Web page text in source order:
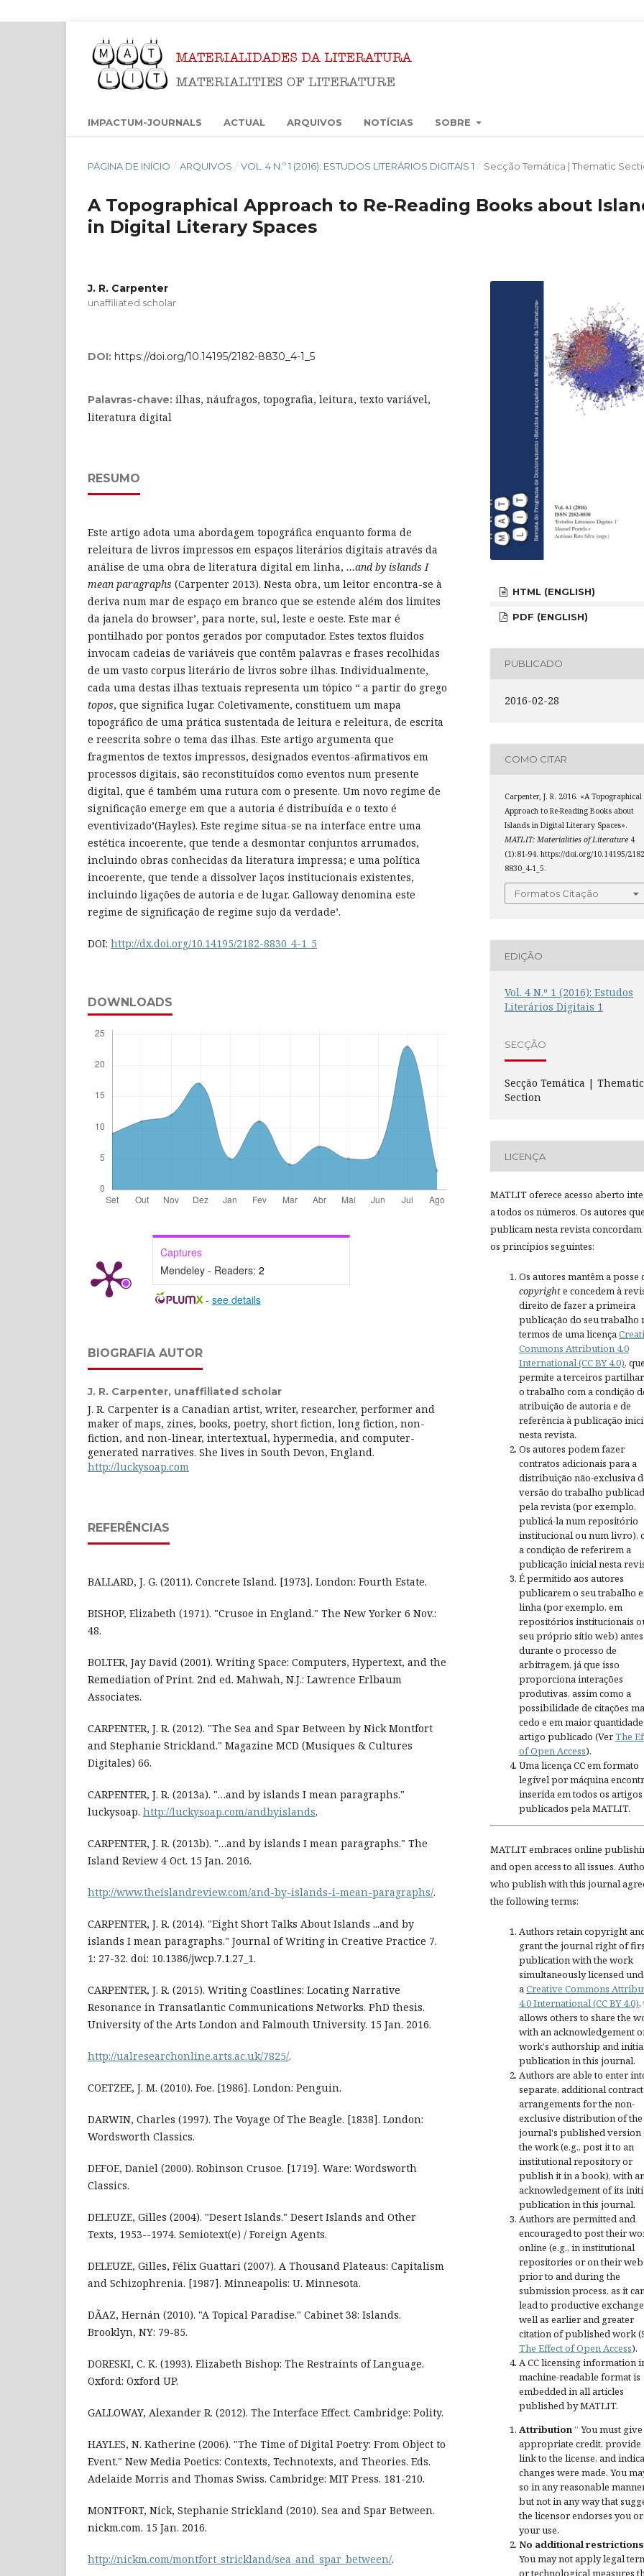
IMPACTUM-JOURNALS ACTUAL ARQUIVOS NOTÍCIAS SOBRE
PÁGINA DE INÍCIO / ARQUIVOS / VOL. 4 N.º 1 (2016): ESTUDOS LITERÁRIOS DIGITAIS 1 / Secção Temática | Thematic
A Topographical Approach to Re-Reading Books about
in Digital Literary Spaces
J. R. Carpenter
unaffiliated scholar
DOI: https://doi.org/10.14195/2182-8830_4-1_5
Palavras-chave: ilhas, náufragos, topografia, leitura, texto variável,
literatura digital
RESUMO
Este artigo adota uma abordagem topográfica enquanto forma de
releitura de livros impressos em espaços literários digitais através da
análise de uma obra de literatura digital em linha, …and by islands I
mean paragraphs (Carpenter 2013). Nesta obra, um leitor encontra-se à
deriva num mar de espaço em branco que se estende além dos limites
da janela do browser’, para norte, sul, leste e oeste. Este mar é
pontilhado por pontos gerados por computador. Estes textos fluidos
invocam cadeias de variáveis que contêm palavras e frases recolhidas
de um vasto corpus literário de livros sobre ilhas. Individualmente,
cada uma destas ilhas textuais representa um tópico “ a partir do grego
topos, que significa lugar. Coletivamente, constituem um mapa
topográfico de uma prática sustentada de leitura e releitura, de escrita
e reescrita sobre o tema das ilhas. Este artigo argumenta que
fragmentos de textos impressos, designados eventos-afirmativos em
processos digitais, são reconstituídos como eventos num presente
digital, que é também uma rutura com o presente. Um novo regime de
significação emerge em que a autoria é distribuída e o texto é
eventivizado’(Hayles). Este regime situa-se na interface entre uma
estética incoerente, que tende a desmontar conjuntos arrumados,
incluindo obras conhecidas da literatura impressa; e uma política
incoerente, que tende a dissolver laços institucionais existentes,
incluindo ligações de autoria e de lugar. Galloway denomina este
regime de significação de regime sujo da verdade’.
DOI: http://dx.doi.org/10.14195/2182-8830_4-1_5
DOWNLOADS
Captures
Mendeley - Readers: 2
- see details
BIOGRAFIA AUTOR
J. R. Carpenter, unaffiliated scholar
J. R. Carpenter is a Canadian artist, writer, researcher, performer and
maker of maps, zines, books, poetry, short fiction, long fiction, non-
fiction, and non-linear, intertextual, hypermedia, and computer-
generated narratives. She lives in South Devon, England.
http://luckysoap.com
REFERÊNCIAS
BALLARD, J. G. (2011). Concrete Island. [1973]. London: Fourth Estate.
BISHOP, Elizabeth (1971). "Crusoe in England." The New Yorker 6 Nov.:
48.
BOLTER, Jay David (2001). Writing Space: Computers, Hypertext, and the
Remediation of Print. 2nd ed. Mahwah, N.J.: Lawrence Erlbaum
Associates.
CARPENTER, J. R. (2012). "The Sea and Spar Between by Nick Montfort
and Stephanie Strickland." Magazine MCD (Musiques & Cultures
Digitales) 66.
CARPENTER, J. R. (2013a). "…and by islands I mean paragraphs."
luckysoap. http://luckysoap.com/andbyislands.
CARPENTER, J. R. (2013b). "…and by islands I mean paragraphs." The
Island Review 4 Oct. 15 Jan. 2016.
http://www.theislandreview.com/and-by-islands-i-mean-paragraphs/.
CARPENTER, J. R. (2014). "Eight Short Talks About Islands ...and by
islands I mean paragraphs." Journal of Writing in Creative Practice 7.
1: 27-32. doi: 10.1386/jwcp.7.1.27_1.
CARPENTER, J. R. (2015). Writing Coastlines: Locating Narrative
Resonance in Transatlantic Communications Networks. PhD thesis.
University of the Arts London and Falmouth University. 15 Jan. 2016.
http://ualresearchonline.arts.ac.uk/7825/.
COETZEE, J. M. (2010). Foe. [1986]. London: Penguin.
DARWIN, Charles (1997). The Voyage Of The Beagle. [1838]. London:
Wordsworth Classics.
DEFOE, Daniel (2000). Robinson Crusoe. [1719]. Ware: Wordsworth
Classics.
DELEUZE, Gilles (2004). "Desert Islands." Desert Islands and Other
Texts, 1953--1974. Semiotext(e) / Foreign Agents.
DELEUZE, Gilles, Félix Guattari (2007). A Thousand Plateaus: Capitalism
and Schizophrenia. [1987]. Minneapolis: U. Minnesota.
DÃAZ, Hernán (2010). "A Topical Paradise." Cabinet 38: Islands.
Brooklyn, NY: 79-85.
DORESKI, C. K. (1993). Elizabeth Bishop: The Restraints of Language.
Oxford: Oxford UP.
GALLOWAY, Alexander R. (2012). The Interface Effect. Cambridge: Polity.
HAYLES, N. Katherine (2006). "The Time of Digital Poetry: From Object to
Event." New Media Poetics: Contexts, Technotexts, and Theories. Eds.
Adelaide Morris and Thomas Swiss. Cambridge: MIT Press. 181-210.
MONTFORT, Nick, Stephanie Strickland (2010). Sea and Spar Between.
nickm.com. 15 Jan. 2016.
http://nickm.com/montfort_strickland/sea_and_spar_between/.
HTML (ENGLISH)
PDF (ENGLISH)
PUBLICADO
2016-02-28
COMO CITAR
Carpenter, J. R. 2016. «A Topographical
Approach to Re-Reading Books about
Islands in Digital Literary Spaces».
MATLIT: Materialities of Literature 4
(1):81-94. https://doi.org/10.14195/
8830_4-1_5.
Formatos Citação
EDIÇÃO
Vol. 4 N.º 1 (2016): Estudos
Literários Digitais 1
SECÇÃO
Secção Temática | Thematic
Section
LICENÇA
MATLIT oferece acesso aberto
a todos os números. Os autores que
publicam nesta revista concordam
os princípios seguintes:
Os autores mantêm a posse
copyrighte concedem à
direito de fazer a primeira
publicação do seu trabalho
termos de uma licença
Commons Attribution 4.0
International (CC BY 4.0), que
permite a terceiros
o trabalho com a condição
atribuição de autoria e de
referência à publicação
nesta revista.
Os autores podem fazer
contratos adicionais para a
distribuição não-exclusiva
versão do trabalho
pela revista (por exemplo,
publicá-la num repositório
institucional ou num livro),
a condição de referirem a
publicação inicial nesta
É permitido aos autores
publicarem o seu trabalho
linha (por exemplo, em
repositórios institucionais
seu próprio sítio web) antes
durante o processo de
arbitragem, já que isso
proporciona interações
produtivas, assim como a
possibilidade de citações
cedo e em maior
artigo publicado (VerThe
of Open Access).
Uma licença CC em formato
legível por máquina
inserida em todos os artigos
publicados pela MATLIT.
MATLIT embraces online
and open access to all issues.
who publish with this journal
the following terms:
Authors retain copyright
grant the journal right of
publication with the work
simultaneously licensed
aCreative Commons
4.0 International (CC BY 4.0),
allows others to share the
with an acknowledgement
work's authorship and
publication in this journal.
Authors are able to enter
separate, additional
arrangements for the non-
exclusive distribution of the
journal's published version
the work (e.g., post it to an
institutional repository or
publish it in a book), with
acknowledgement of its
publication in this journal.
Authors are permitted and
encouraged to post their
online (e.g., in institutional
repositories or on their
prior to and during the
submission process, as it
lead to productive
well as earlier and greater
citation of published work
The Effect of Open Access).
A CC licensing information
machine-readable format is
embedded in all articles
published by MATLIT.
Attribution” You must give
appropriate credit, provide
link to the license, and
changes were made. You
so in any reasonable
but not in any way that
the licensor endorses you or
your use.
No additional restrictions
You may not apply legal